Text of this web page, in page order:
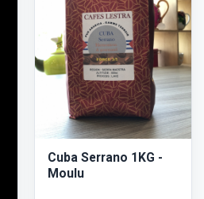
Cuba Serrano 1KG -
Moulu